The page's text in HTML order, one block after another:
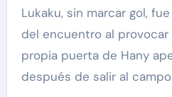
Lukaku, sin marcar gol,
del encuentro al provocar
propia puerta de Hany
después de salir al